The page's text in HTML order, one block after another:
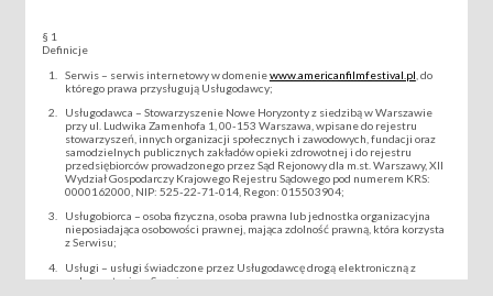
§ 1
Definicje
Serwis – serwis internetowy w domeniewww.americanfilmfestival.pl , do
którego prawa przysługują Usługodawcy;
Usługodawca – Stowarzyszenie Nowe Horyzonty z siedzibą w Warszawie
przy ul. Ludwika Zamenhofa 1, 00-153 Warszawa, wpisane do rejestru
stowarzyszeń, innych organizacji społecznych i zawodowych, fundacji oraz
samodzielnych publicznych zakładów opieki zdrowotnej i do rejestru
przedsiębiorców prowadzonego przez Sąd Rejonowy dla m.st. Warszawy, XII
Wydział Gospodarczy Krajowego Rejestru Sądowego pod numerem KRS:
0000162000, NIP: 525-22-71-014, Regon: 015503904;
Usługobiorca – osoba fizyczna, osoba prawna lub jednostka organizacyjna
nieposiadająca osobowości prawnej, mająca zdolność prawną, która korzysta
z Serwisu;
Usługi – usługi świadczone przez Usługodawcę drogą elektroniczną z
wykorzystaniem Serwisu;